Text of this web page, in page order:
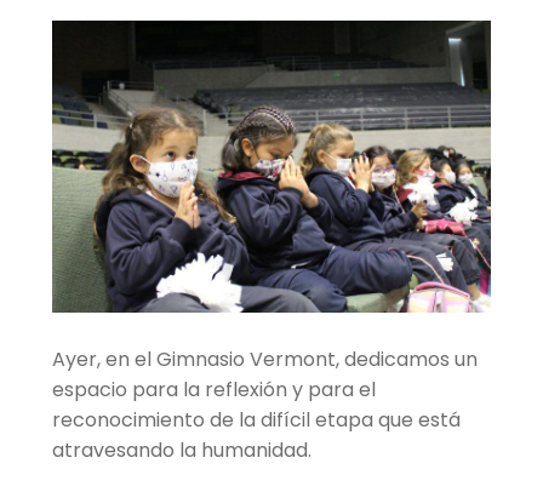
el
menú
hijo
Expandir
el
menú
hijo
Centro cultural
Planetario y Observatorio
Accesos Rápidos
Expandir
el
menú
hijo
Ayer, en el Gimnasio Vermont, dedicamos un
espacio para la reflexión y para el
reconocimiento de la difícil etapa que está
atravesando la humanidad.